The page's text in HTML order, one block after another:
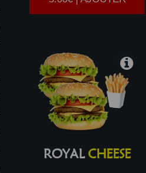
ROYALCHEESE